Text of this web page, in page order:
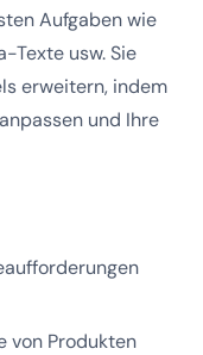
Aufgaben wie
Texte usw. Sie
erweitern, indem
und Ihre
von Produkten